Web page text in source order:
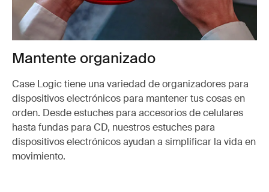
Mantente organizado
Case Logic tiene una variedad de organizadores para
dispositivos electrónicos para mantener tus cosas en
orden. Desde estuches para accesorios de celulares
hasta fundas para CD, nuestros estuches para
dispositivos electrónicos ayudan a simplificar la vida en
movimiento.